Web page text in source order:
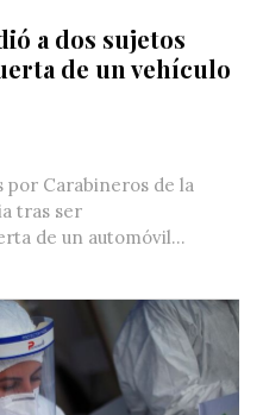
a dos sujetos
de un vehículo
por Carabineros de la
tras ser
de un automóvil...